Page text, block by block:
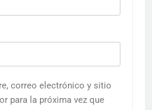
correo electrónico y sitio
para la próxima vez que